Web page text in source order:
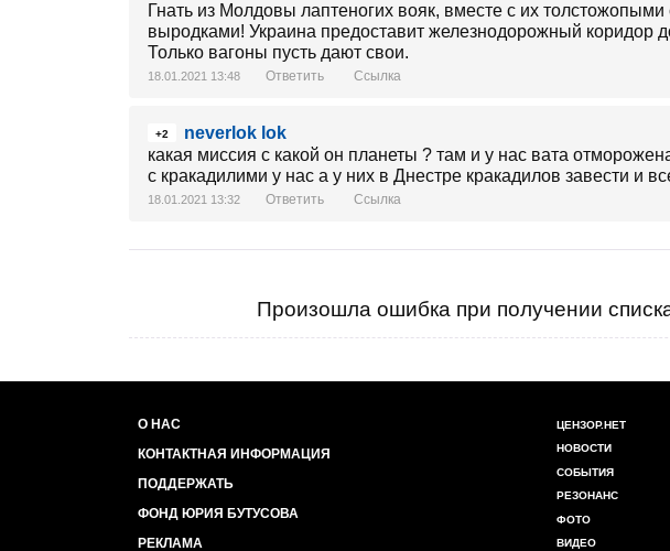
Гнать из Молдовы лаптеногих вояк, вместе с их
выродками! Украина предоставит железнодорожный коридор
Только вагоны пусть дают свои.
18.01.2021 13:48 Ответить Ссылка
+2
neverlok lok
какая миссия с какой он планеты ? там и у нас вата
с кракадилими у нас а у них в Днестре кракадилов завести и
18.01.2021 13:32 Ответить Ссылка
Произошла ошибка при получении
О НАС
КОНТАКТНАЯ ИНФОРМАЦИЯ
ПОДДЕРЖАТЬ
ФОНД ЮРИЯ БУТУСОВА
РЕКЛАМА
ЦЕНЗОР.НЕТ
НОВОСТИ
СОБЫТИЯ
РЕЗОНАНС
ФОТО
ВИДЕО